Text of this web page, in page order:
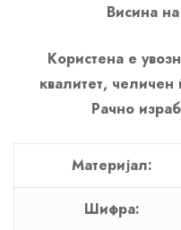
Висина
Користена е
квалитет, челичен
Рачно
Материјал:
Шифра: